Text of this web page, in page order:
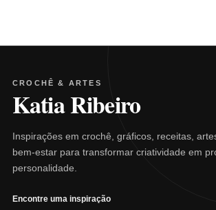
CROCHÊ & ARTES
Katia Ribeiro
Inspirações em crochê, gráficos, receitas,
bem-estar para transformar criatividade em
personalidade.
Encontre uma inspiração